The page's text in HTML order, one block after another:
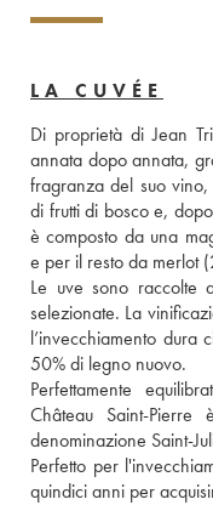
LA CUVÉE
Di proprietà di Jean
annata dopo annata,
fragranza del suo
di frutti di bosco e,
è composto da una
e per il resto da merlot
Le uve sono raccolte
selezionate. La
l’invecchiamento
50% di legno nuovo.
Perfettamente
Château Saint-
denominazione Saint-
Perfetto per
quindici anni per